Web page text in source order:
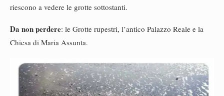
riescono a vedere le grotte sottostanti.
Da non perdere: le Grotte rupestri, l’antico Palazzo Reale e la
Chiesa di Maria Assunta.